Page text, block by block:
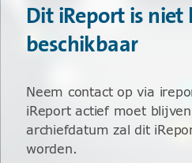
Dit iReport is niet
beschikbaar
Neem contact op via
iReport actief moet
archiefdatum zal dit
worden.